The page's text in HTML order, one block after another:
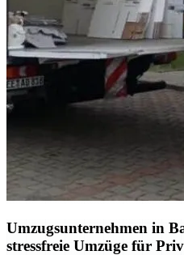
Umzugsunternehmen in
stressfreie Umzüge für